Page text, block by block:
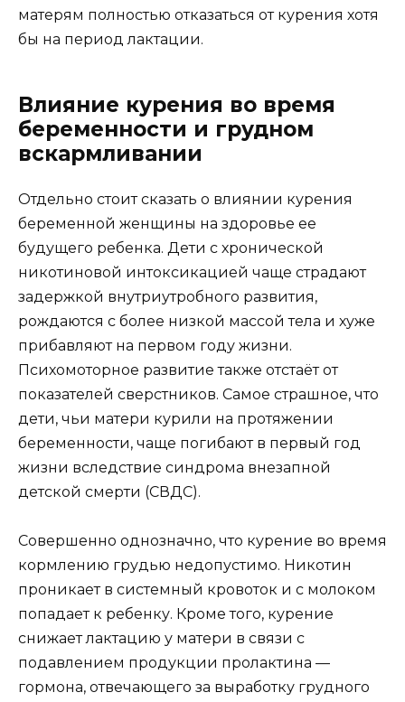
матерям полностью отказаться от курения хотя
бы на период лактации.
Влияние курения во время
беременности и грудном
вскармливании
Отдельно стоит сказать о влиянии курения
беременной женщины на здоровье ее
будущего ребенка. Дети с хронической
никотиновой интоксикацией чаще страдают
задержкой внутриутробного развития,
рождаются с более низкой массой тела и хуже
прибавляют на первом году жизни.
Психомоторное развитие также отстаёт от
показателей сверстников. Самое страшное, что
дети, чьи матери курили на протяжении
беременности, чаще погибают в первый год
жизни вследствие синдрома внезапной
детской смерти (СВДС).
Совершенно однозначно, что курение во время
кормлению грудью недопустимо. Никотин
проникает в системный кровоток и с молоком
попадает к ребенку. Кроме того, курение
снижает лактацию у матери в связи с
подавлением продукции пролактина —
гормона, отвечающего за выработку грудного